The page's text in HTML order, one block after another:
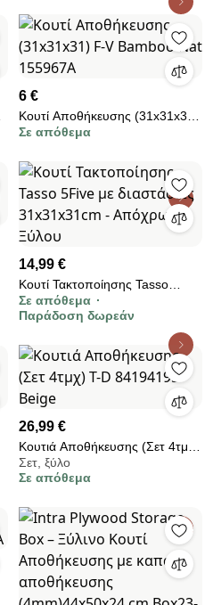
6 €
Κουτί Αποθήκευσης (31x31x31)
F-V Bamboo Nat 155967A
Σε απόθεμα
14,99 €
Κουτί Τακτοποίησης Tasso
5Five με διαστάσεις
31x31x31cm - Απόχρωση
Σε απόθεμα
Παράδοση δωρεάν
26,99 €
Κουτιά Αποθήκευσης (Σετ 4τμχ)
T-D 84194195 Beige
Σετ, ξύλο
Σε απόθεμα